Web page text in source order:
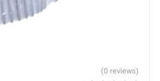
(0 reviews)